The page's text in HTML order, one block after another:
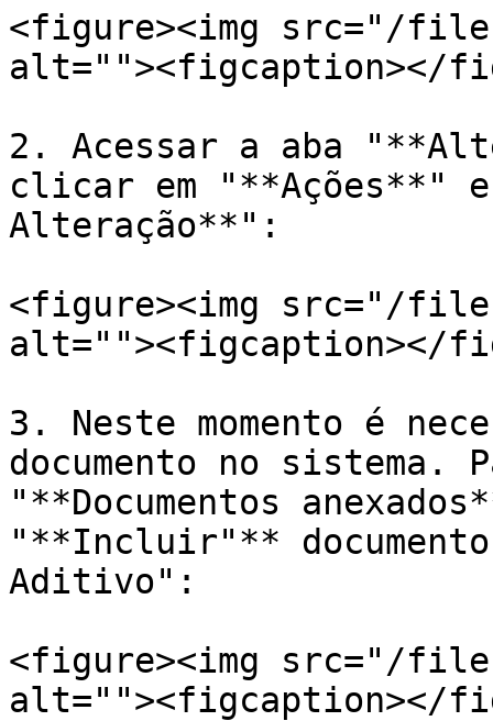
<figure><img src="/files/
alt=""><figcaption></
2. Acessar a aba
clicar em "**Ações**"
Alteração**":
<figure><img src="/
alt=""><figcaption></
3. Neste momento é
documento no sistema.
"**Documentos
"**Incluir"**
Aditivo":
<figure><img src="/files/
alt=""><figcaption></